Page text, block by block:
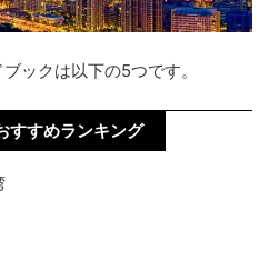
ックは以下の5つです。
すすめランキング